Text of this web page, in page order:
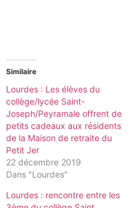
Similaire
Lourdes : Les élèves du
collège/lycée Saint-
Joseph/Peyramale offrent de
petits cadeaux aux résidents
de la Maison de retraite du
Petit Jer
22 décembre 2019
Dans "Lourdes"
Lourdes : rencontre entre les